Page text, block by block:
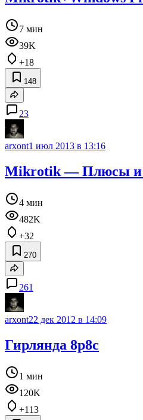
7 мин
39K
+18
148
23
arxont1 июл 2013 в 13:16
Mikrotik — Плюсы и
4 мин
482K
+32
270
261
arxont22 дек 2012 в 14:09
Гирлянда 8р8с
1 мин
120K
+113